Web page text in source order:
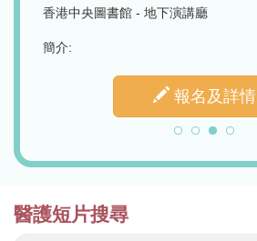
香港中央圖書館 - 地下演講廳
簡介:
報名及詳情
醫護短片搜尋